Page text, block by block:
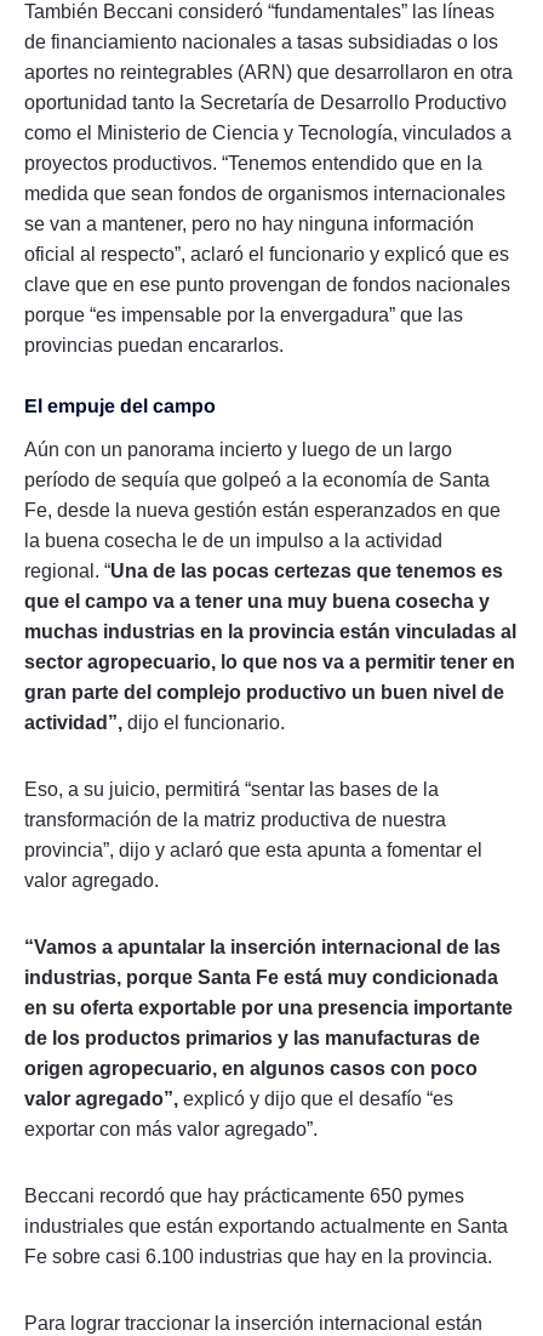
También Beccani consideró “fundamentales” las líneas
de financiamiento nacionales a tasas subsidiadas o los
aportes no reintegrables (ARN) que desarrollaron en otra
oportunidad tanto la Secretaría de Desarrollo Productivo
como el Ministerio de Ciencia y Tecnología, vinculados a
proyectos productivos. “Tenemos entendido que en la
medida que sean fondos de organismos internacionales
se van a mantener, pero no hay ninguna información
oficial al respecto”, aclaró el funcionario y explicó que es
clave que en ese punto provengan de fondos nacionales
porque “es impensable por la envergadura” que las
provincias puedan encararlos.
El empuje del campo
Aún con un panorama incierto y luego de un largo
período de sequía que golpeó a la economía de Santa
Fe, desde la nueva gestión están esperanzados en que
la buena cosecha le de un impulso a la actividad
regional. “Una de las pocas certezas que tenemos es
que el campo va a tener una muy buena cosecha y
muchas industrias en la provincia están vinculadas al
sector agropecuario, lo que nos va a permitir tener en
gran parte del complejo productivo un buen nivel de
actividad”, dijo el funcionario.
Eso, a su juicio, permitirá “sentar las bases de la
transformación de la matriz productiva de nuestra
provincia”, dijo y aclaró que esta apunta a fomentar el
valor agregado.
“Vamos a apuntalar la inserción internacional de las
industrias, porque Santa Fe está muy condicionada
en su oferta exportable por una presencia importante
de los productos primarios y las manufacturas de
origen agropecuario, en algunos casos con poco
valor agregado”, explicó y dijo que el desafío “es
exportar con más valor agregado”.
Beccani recordó que hay prácticamente 650 pymes
industriales que están exportando actualmente en Santa
Fe sobre casi 6.100 industrias que hay en la provincia.
Para lograr traccionar la inserción internacional están